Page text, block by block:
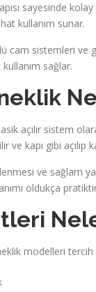
sayesinde
kullanım sunar.
cam sistemleri ve
sağlar.
açılır sistem
kapı gibi açılıp
ve sağlam
oldukça
modelleri